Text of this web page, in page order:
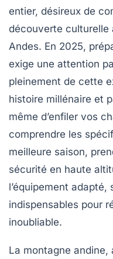
entier, désireux de
découverte culturelle
Andes. En 2025,
exige une attention
pleinement de cette
histoire millénaire et
même d’enfiler vos
comprendre les
meilleure saison,
sécurité en haute
l’équipement adapté,
indispensables pour
inoubliable.
La montagne andine,